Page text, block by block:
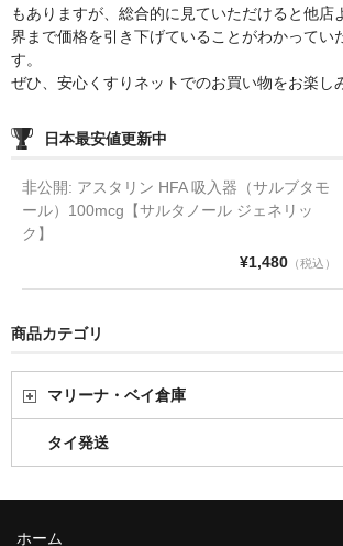
もありますが、総合的に見ていただけると他店
界まで価格を引き下げていることがわかってい
す。
ぜひ、安心くすりネットでのお買い物をお楽し
日本最安値更新中
非公開: アスタリン HFA 吸入器（サルブタモ
ール）100mcg【サルタノール ジェネリッ
ク】
¥1,480（税込）
商品カテゴリ
マリーナ・ベイ倉庫
タイ発送
ホーム